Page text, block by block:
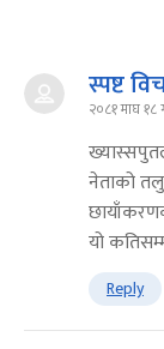
स्पष्ट
२०८१ माघ १८
नेताको
यो
Reply